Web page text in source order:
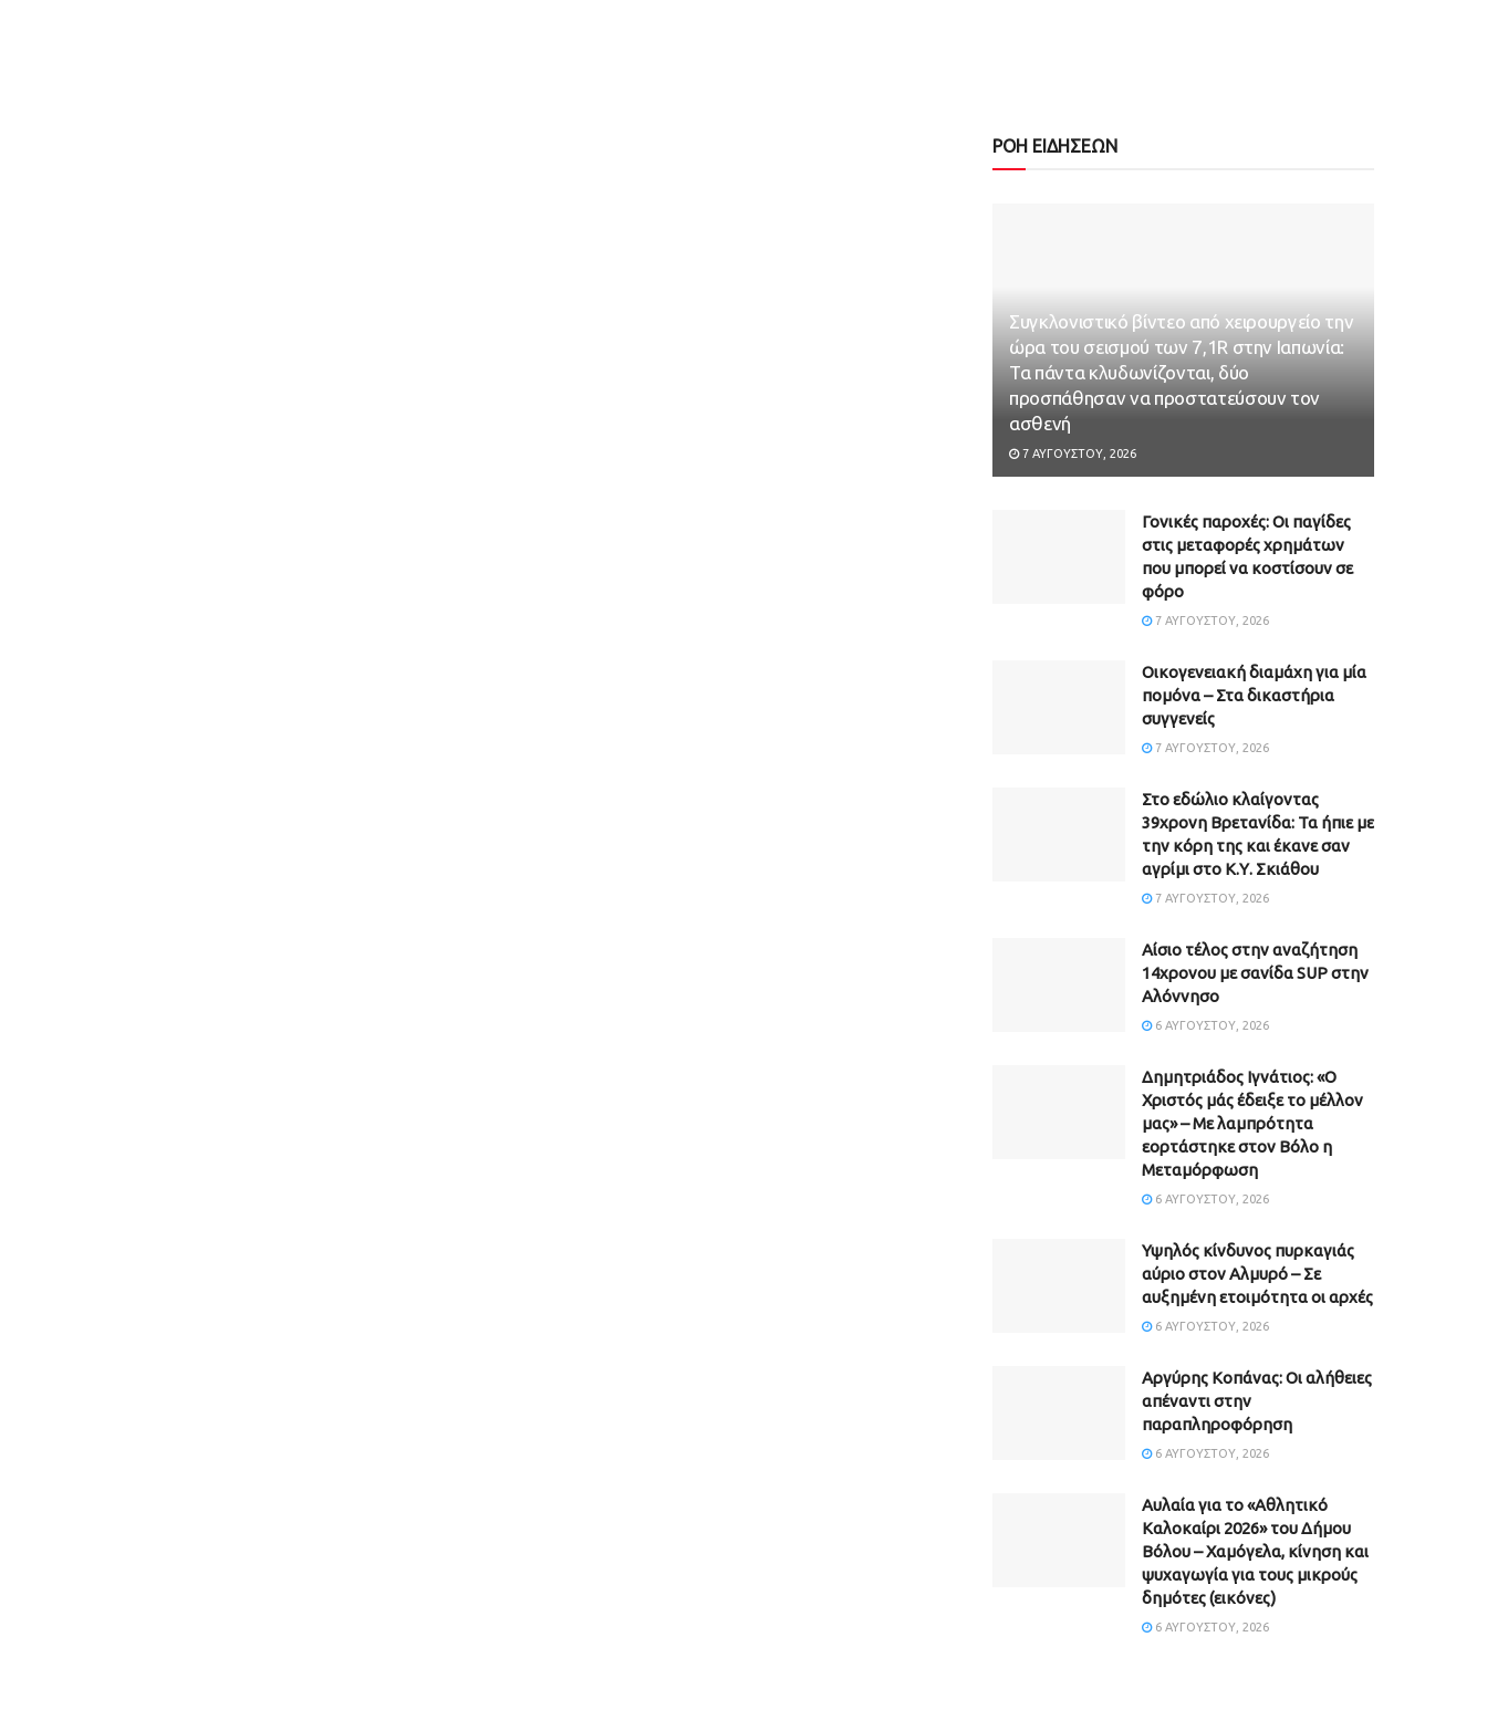
ΡΟΗ ΕΙΔΗΣΕΩΝ
Συγκλονιστικό βίντεο από χειρουργείο την
ώρα του σεισμού των 7,1R στην Ιαπωνία:
Τα πάντα κλυδωνίζονται, δύο
προσπάθησαν να προστατεύσουν τον
ασθενή
7 ΑΥΓΟΎΣΤΟΥ, 2026
Γονικές παροχές: Οι παγίδες
στις μεταφορές χρημάτων
που μπορεί να κοστίσουν σε
φόρο
7 ΑΥΓΟΎΣΤΟΥ, 2026
Οικογενειακή διαμάχη για μία
πομόνα – Στα δικαστήρια
συγγενείς
7 ΑΥΓΟΎΣΤΟΥ, 2026
Στο εδώλιο κλαίγοντας
39χρονη Βρετανίδα: Τα ήπιε με
την κόρη της και έκανε σαν
αγρίμι στο Κ.Υ. Σκιάθου
7 ΑΥΓΟΎΣΤΟΥ, 2026
Αίσιο τέλος στην αναζήτηση
14χρονου με σανίδα SUP στην
Αλόννησο
6 ΑΥΓΟΎΣΤΟΥ, 2026
Δημητριάδος Ιγνάτιος: «Ο
Χριστός μάς έδειξε το μέλλον
μας» – Με λαμπρότητα
εορτάστηκε στον Βόλο η
Μεταμόρφωση
6 ΑΥΓΟΎΣΤΟΥ, 2026
Υψηλός κίνδυνος πυρκαγιάς
αύριο στον Αλμυρό – Σε
αυξημένη ετοιμότητα οι αρχές
6 ΑΥΓΟΎΣΤΟΥ, 2026
Aργύρης Κοπάνας: Οι αλήθειες
απέναντι στην
παραπληροφόρηση
6 ΑΥΓΟΎΣΤΟΥ, 2026
Αυλαία για το «Αθλητικό
Καλοκαίρι 2026» του Δήμου
Βόλου – Χαμόγελα, κίνηση και
ψυχαγωγία για τους μικρούς
δημότες (εικόνες)
6 ΑΥΓΟΎΣΤΟΥ, 2026